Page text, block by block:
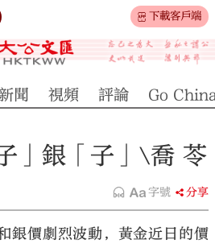
下載客戶端
聞 視頻 評論 Go
」銀「子」\喬 苓
字號 分享
銀價劇烈波動，黃金近日的價